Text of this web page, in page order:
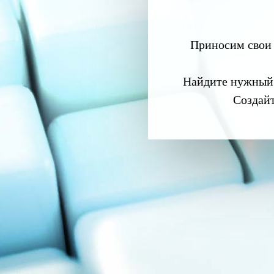
Приносим свои
Найдите